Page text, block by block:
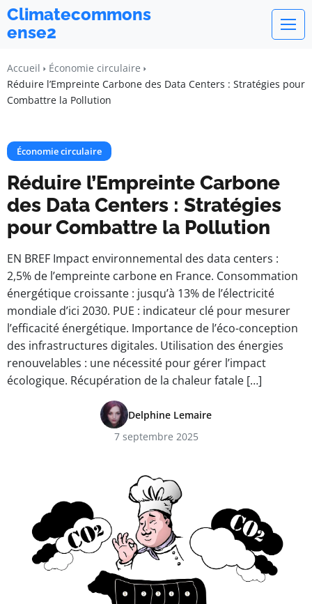
Climatecommons
ense2
Accueil
Économie circulaire
Réduire l’Empreinte Carbone des Data Centers : Stratégies pour
Combattre la Pollution
Économie circulaire
Réduire l’Empreinte Carbone
des Data Centers : Stratégies
pour Combattre la Pollution
EN BREF Impact environnemental des data centers :
2,5% de l’empreinte carbone en France. Consommation
énergétique croissante : jusqu’à 13% de l’électricité
mondiale d’ici 2030. PUE : indicateur clé pour mesurer
l’efficacité énergétique. Importance de l’éco-conception
des infrastructures digitales. Utilisation des énergies
renouvelables : une nécessité pour gérer l’impact
écologique. Récupération de la chaleur fatale […]
Delphine Lemaire
7 septembre 2025